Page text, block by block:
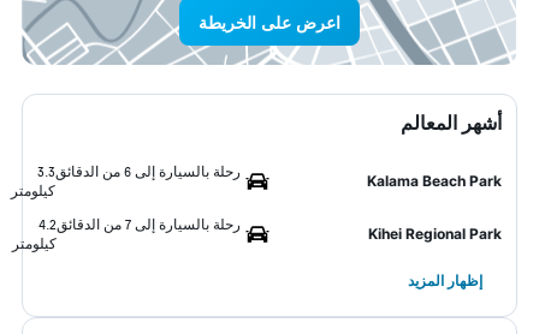
اعرض على الخريطة
أشهر المعالم
Kalama Beach Park
رحلة بالسيارة إلى 6 من الدقائق
3.3
كيلومتر
Kihei Regional Park
رحلة بالسيارة إلى 7 من الدقائق
4.2
كيلومتر
إظهار المزيد